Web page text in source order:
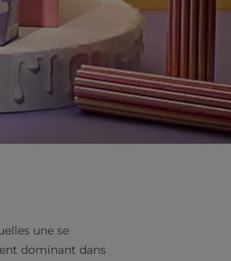
une se
dominant dans